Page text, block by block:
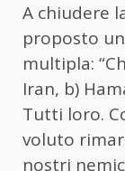
A chiudere
proposto
multipla:
Iran, b)
Tutti loro.
voluto
nostri